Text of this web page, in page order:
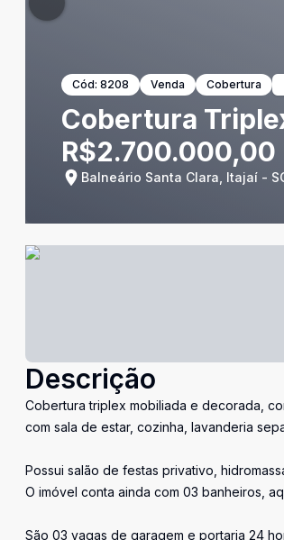
Cód: 8208 Venda Cobertura
Cobertura
R$2.700.000,00
Balneário Santa Clara, Itajaí -
Descrição
Cobertura triplex mobiliada e decorada,
com sala de estar, cozinha, lavanderia
Possui salão de festas privativo,
O imóvel conta ainda com 03 banheiros,
São 03 vagas de garagem e portaria 24